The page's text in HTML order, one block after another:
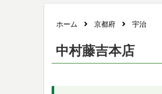
ホーム 京都府 宇治
中村藤吉本店